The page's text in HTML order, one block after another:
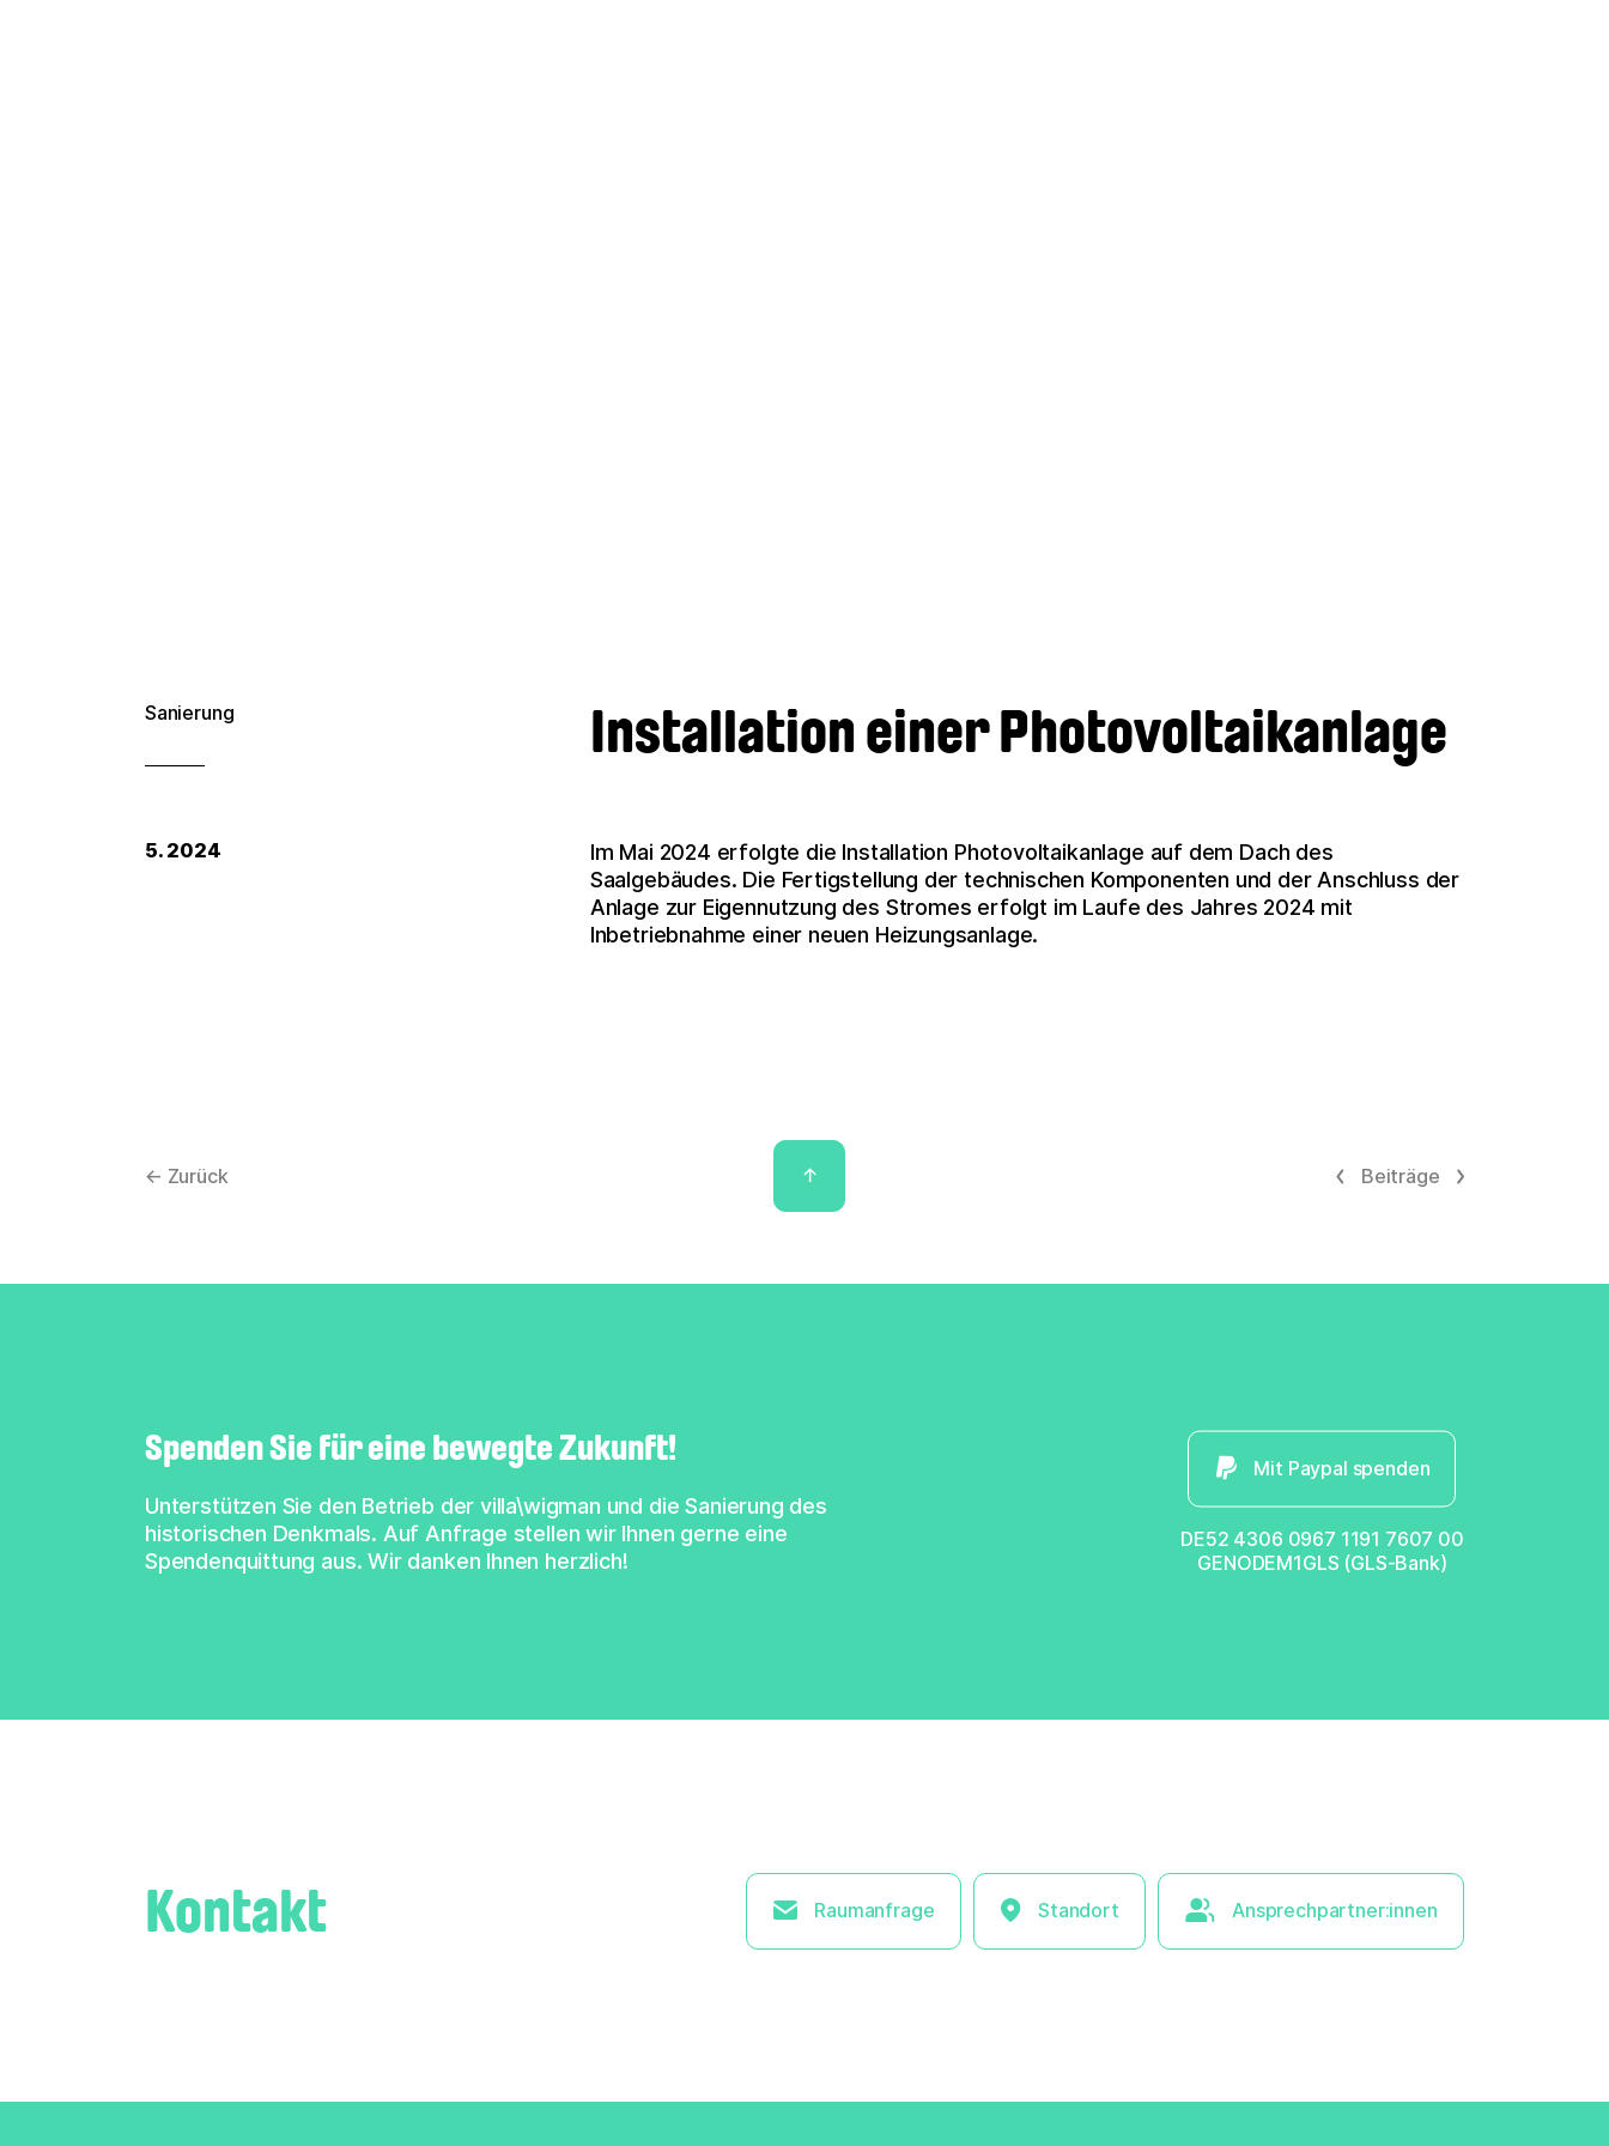
Sanierung Installation einer Photovoltaikanlage
5. 2024
Im Mai 2024 erfolgte die Installation Photovoltaikanlage auf dem Dach des
Saalgebäudes. Die Fertigstellung der technischen Komponenten und der Anschluss der
Anlage zur Eigennutzung des Stromes erfolgt im Laufe des Jahres 2024 mit
Inbetriebnahme einer neuen Heizungsanlage.
← Zurück ↑ Beiträge
Spenden Sie für eine bewegte Zukunft!
Unterstützen Sie den Betrieb der villa\wigman und die Sanierung des
historischen Denkmals. Auf Anfrage stellen wir Ihnen gerne eine
Spendenquittung aus. Wir danken Ihnen herzlich!
Mit Paypal spenden
DE52 4306 0967 1191 7607 00
GENODEM1GLS (GLS-Bank)
Kontakt Raumanfrage Standort Ansprechpartner:innen